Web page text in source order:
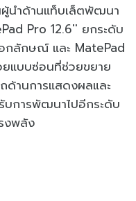
ผู้นำด้านแท็บเล็ตพัฒนา
Pro 12.6'' ยกระดับ
กลักษณ์ และ MatePad
ยแบบซ่อนที่ช่วยขยาย
านการแสดงผลและ
บการพัฒนาไปอีกระดับ
งพลัง